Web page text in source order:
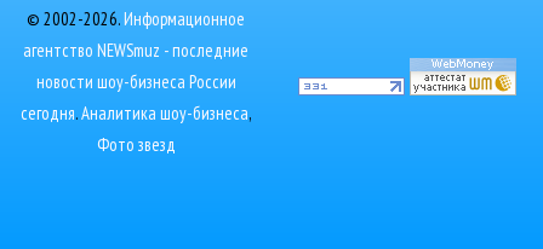
© 2002-2026.Информационное
агентство NEWSmuz - последние
новости шоу-бизнеса России
сегодня.Аналитика шоу-бизнеса,
Фото звезд